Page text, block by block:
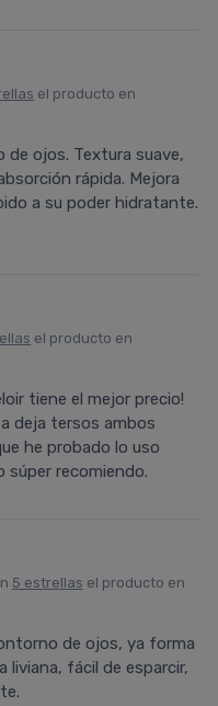
el producto en
ojos. Textura suave,
rápida. Mejora
a su poder hidratante.
el producto en
tiene el mejor precio!
deja tersos ambos
he probado lo uso
súper recomiendo.
5 estrellas el producto en
de ojos, ya forma
liviana, fácil de esparcir,